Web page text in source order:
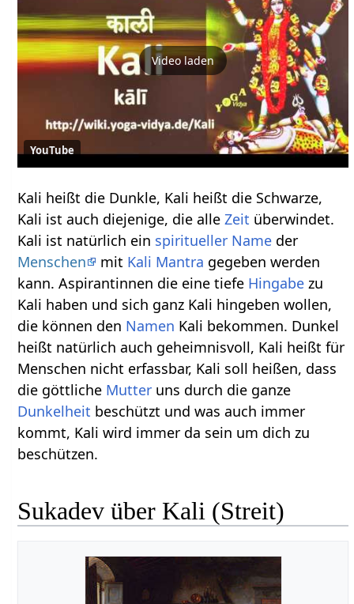
Video laden
YouTube
Kali heißt die Dunkle, Kali heißt die Schwarze,
Kali ist auch diejenige, die alleZeit überwindet.
Kali ist natürlich ein spiritueller Name der
Menschen
mit Kali Mantra gegeben werden
kann. Aspirantinnen die eine tiefe Hingabe zu
Kali haben und sich ganz Kali hingeben wollen,
die können den Namen Kali bekommen. Dunkel
heißt natürlich auch geheimnisvoll, Kali heißt für
Menschen nicht erfassbar, Kali soll heißen, dass
die göttliche Mutter uns durch die ganze
Dunkelheit beschützt und was auch immer
kommt, Kali wird immer da sein um dich zu
beschützen.
Sukadev über Kali (Streit)